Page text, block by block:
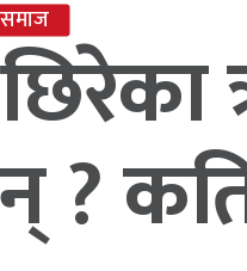
समाज
?